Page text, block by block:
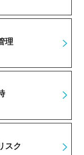
理
スク